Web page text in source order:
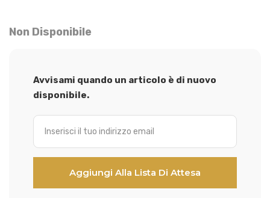
Non Disponibile
Avvisami quando un articolo è di nuovo
disponibile.